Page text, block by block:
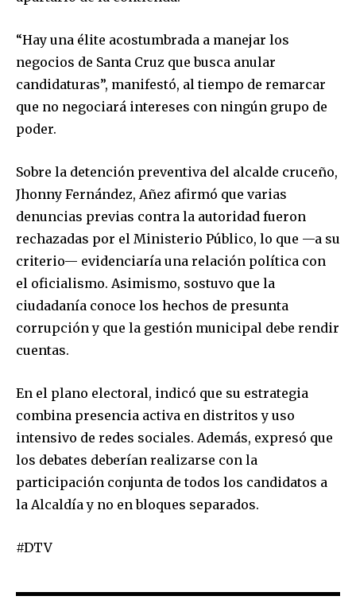
Join our community of
SUBSCRIBERS and be part of the
To subscribe, simply enter your email address on our website
or click the subscribe button below. Don't worry, we respect
your privacy and won't spam your inbox. Your information is
“Hay una élite acostumbrada a manejar los
negocios de Santa Cruz que busca anular
candidaturas”, manifestó, al tiempo de remarcar
que no negociará intereses con ningún grupo de
poder.
Sobre la detención preventiva del alcalde cruceño,
Jhonny Fernández, Añez afirmó que varias
denuncias previas contra la autoridad fueron
rechazadas por el Ministerio Público, lo que —a su
criterio— evidenciaría una relación política con
el oficialismo. Asimismo, sostuvo que la
ciudadanía conoce los hechos de presunta
corrupción y que la gestión municipal debe rendir
cuentas.
En el plano electoral, indicó que su estrategia
combina presencia activa en distritos y uso
intensivo de redes sociales. Además, expresó que
los debates deberían realizarse con la
participación conjunta de todos los candidatos a
la Alcaldía y no en bloques separados.
#DTV